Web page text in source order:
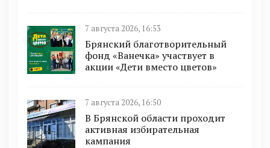
7 августа 2026, 16:53
Брянский благотворительный
фонд «Ванечка» участвует в
акции «Дети вместо цветов»
7 августа 2026, 16:50
В Брянской области проходит
активная избирательная
кампания